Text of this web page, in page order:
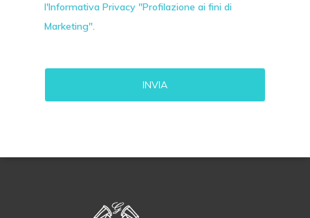
l'Informativa Privacy "Profilazione ai fini di
Marketing".